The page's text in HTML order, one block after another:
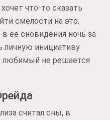
что-то сказать
смелости на это.
ее сновидения ночь за
личную инициативу
любимый не решается
считал сны, в